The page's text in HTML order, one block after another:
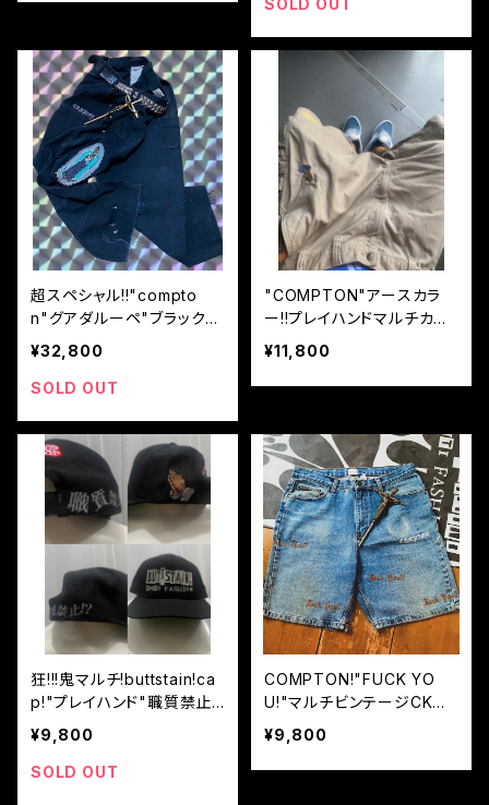
SOLD OUT
超スペシャル!!"compto
n"グアダルーペ"ブラック極
上ダブルニー!XL
¥32,800
SOLD OUT
"COMPTON"アースカラ
ー!!プレイハンドマルチカス
タムカーハートショーツ!XL
¥11,800
狂!!!鬼マルチ!buttstain!ca
p!"プレイハンド"職質禁止!
気まぐれ出品!
¥9,800
SOLD OUT
COMPTON!"FUCK YO
U!"マルチビンテージCKデ
ニムショーツXL
¥9,800